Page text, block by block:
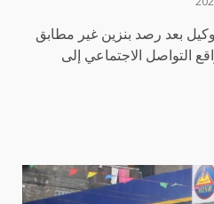
بعد رصد بنزين غير مطابق
التواصل الاجتماعي إلى